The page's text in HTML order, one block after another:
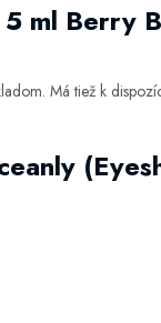
ml Berry
Má tiež k